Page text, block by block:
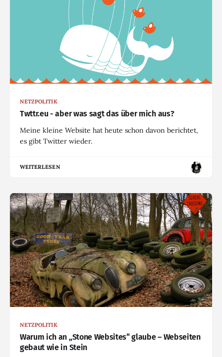
NETZPOLITIK
Twttr.eu - aber was sagt das über mich aus?
Meine kleine Website hat heute schon davon berichtet,
es gibt Twitter wieder.
WEITERLESEN
NETZPOLITIK
Warum ich an „Stone Websites“ glaube – Webseiten
gebaut wie in Stein